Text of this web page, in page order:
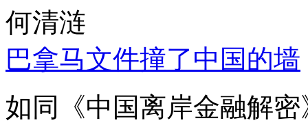
何清涟
巴拿马文件撞了中国的墙
如同《中国离岸金融解